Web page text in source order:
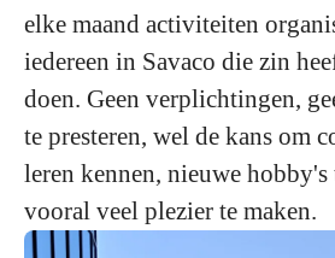
elke maand activiteiten
iedereen in Savaco die zin
doen. Geen verplichtingen,
te presteren, wel de kans om
leren kennen, nieuwe hobby's
vooral veel plezier te maken.